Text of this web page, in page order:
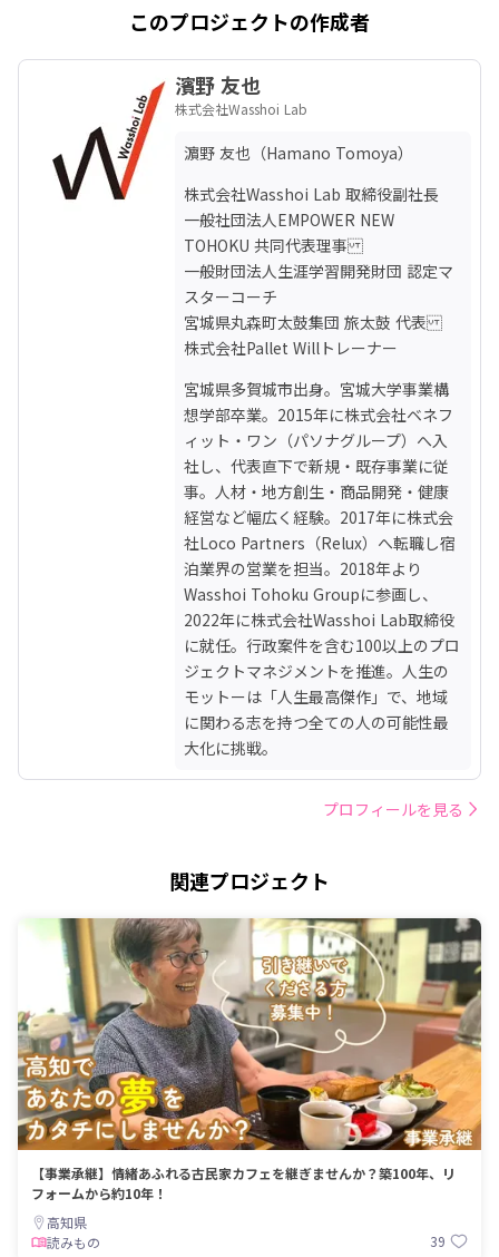
このプロジェクトの作成者
濱野 友也
株式会社Wasshoi Lab
濵野 友也（Hamano Tomoya）
株式会社Wasshoi Lab 取締役副社長
一般社団法人EMPOWER NEW
TOHOKU 共同代表理事
一般財団法人生涯学習開発財団 認定マ
スターコーチ
宮城県丸森町太鼓集団 旅太鼓 代表
株式会社Pallet Willトレーナー
宮城県多賀城市出身。宮城大学事業構
想学部卒業。2015年に株式会社ベネフ
ィット・ワン（パソナグループ）へ入
社し、代表直下で新規・既存事業に従
事。人材・地方創生・商品開発・健康
経営など幅広く経験。2017年に株式会
社Loco Partners（Relux）へ転職し宿
泊業界の営業を担当。2018年より
Wasshoi Tohoku Groupに参画し、
2022年に株式会社Wasshoi Lab取締役
に就任。行政案件を含む100以上のプロ
ジェクトマネジメントを推進。人生の
モットーは「人生最高傑作」で、地域
に関わる志を持つ全ての人の可能性最
大化に挑戦。
プロフィールを見る
関連プロジェクト
【事業承継】情緒あふれる古民家カフェを継ぎませんか？築100年、リ
フォームから約10年！
高知県
読みもの
39